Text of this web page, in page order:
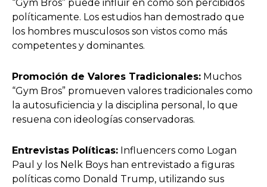
“Gym Bros” puede influir en cómo son percibidos
políticamente. Los estudios han demostrado que
los hombres musculosos son vistos como más
competentes y dominantes.
Promoción de Valores Tradicionales: Muchos
“Gym Bros” promueven valores tradicionales como
la autosuficiencia y la disciplina personal, lo que
resuena con ideologías conservadoras.
Entrevistas Políticas: Influencers como Logan
Paul y los Nelk Boys han entrevistado a figuras
políticas como Donald Trump, utilizando sus